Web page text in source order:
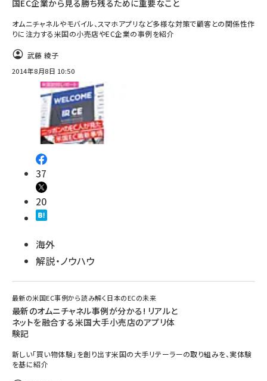
国EC企業から見る勝ち残るために重要なこと
オムニチャネルやモバイル、スマホアプリなど多様な対策で顧客との関係性作
りに注力する米国の小売店やEC企業の事例を紹介
武藤 綾子
2014年8月8日 10:50
37
20
海外
解説・ノウハウ
最新の米国EC事例から読み解く日本のECの未来
最新のオムニチャネル事例が分かる! リアルと
ネットを融合する米国大手小売店のアプリ体
験記
新しい「買い物体験」を創り出す米国の大手リテーラーの取り組みを、実体験
を基に紹介